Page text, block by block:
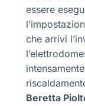
essere
che arrivi
Beretta